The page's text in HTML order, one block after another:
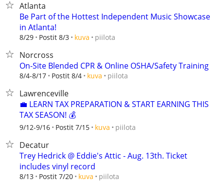
Atlanta
Be Part of the Hottest Independent Music Showcase
in Atlanta!
8/29 Postit 8/3 kuva piilota
Norcross
On-Site Blended CPR & Online OSHA/Safety Training
8/4-8/17 Postit 8/4 kuva piilota
Lawrenceville
💼 LEARN TAX PREPARATION & START EARNING THIS
TAX SEASON! 💰
9/12-9/16 Postit 7/15 kuva piilota
Decatur
Trey Hedrick @ Eddie's Attic - Aug. 13th. Ticket
includes vinyl record
8/13 Postit 7/20 kuva piilota